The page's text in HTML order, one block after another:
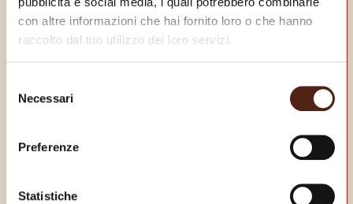
con altre informazioni che hai fornito loro o che hanno
raccolto dal tuo utilizzo dei loro servizi.
delNecessari
Preferenze
Statistiche